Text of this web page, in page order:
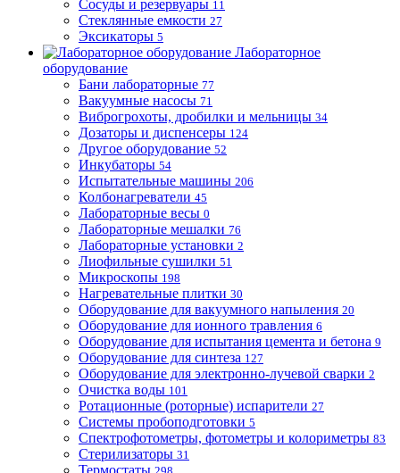
Сосуды и резервуары 11
Стеклянные емкости 27
Эксикаторы 5
Лабораторное
оборудование
Бани лабораторные 77
Вакуумные насосы 71
Виброгрохоты, дробилки и мельницы 34
Дозаторы и диспенсеры 124
Другое оборудование 52
Инкубаторы 54
Испытательные машины 206
Колбонагреватели 45
Лабораторные весы 0
Лабораторные мешалки 76
Лабораторные установки 2
Лиофильные сушилки 51
Микроскопы 198
Нагревательные плитки 30
Оборудование для вакуумного напыления 20
Оборудование для ионного травления 6
Оборудование для испытания цемента и бетона 9
Оборудование для синтеза 127
Оборудование для электронно-лучевой сварки 2
Очистка воды 101
Ротационные (роторные) испарители 27
Системы пробоподготовки 5
Спектрофотометры, фотометры и колориметры 83
Стерилизаторы 31
Термостаты